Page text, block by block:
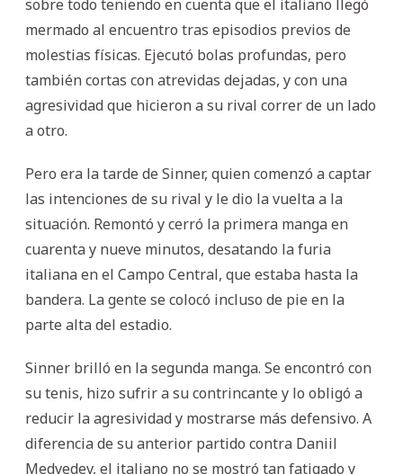
sobre todo teniendo en cuenta que el italiano llegó
mermado al encuentro tras episodios previos de
molestias físicas. Ejecutó bolas profundas, pero
también cortas con atrevidas dejadas, y con una
agresividad que hicieron a su rival correr de un lado
a otro.
Pero era la tarde de Sinner, quien comenzó a captar
las intenciones de su rival y le dio la vuelta a la
situación. Remontó y cerró la primera manga en
cuarenta y nueve minutos, desatando la furia
italiana en el Campo Central, que estaba hasta la
bandera. La gente se colocó incluso de pie en la
parte alta del estadio.
Sinner brilló en la segunda manga. Se encontró con
su tenis, hizo sufrir a su contrincante y lo obligó a
reducir la agresividad y mostrarse más defensivo. A
diferencia de su anterior partido contra Daniil
Medvedev, el italiano no se mostró tan fatigado y